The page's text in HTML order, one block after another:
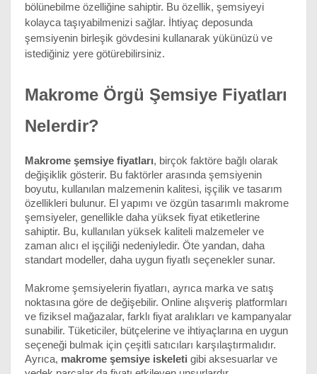
bölünebilme özelliğine sahiptir. Bu özellik, şemsiyeyi
kolayca taşıyabilmenizi sağlar. İhtiyaç deposunda
şemsiyenin birleşik gövdesini kullanarak yükünüzü ve
istediğiniz yere götürebilirsiniz.
Makrome Örgü Şemsiye Fiyatları
Nelerdir?
Makrome şemsiye fiyatları, birçok faktöre bağlı olarak
değişiklik gösterir. Bu faktörler arasında şemsiyenin
boyutu, kullanılan malzemenin kalitesi, işçilik ve tasarım
özellikleri bulunur. El yapımı ve özgün tasarımlı makrome
şemsiyeler, genellikle daha yüksek fiyat etiketlerine
sahiptir. Bu, kullanılan yüksek kaliteli malzemeler ve
zaman alıcı el işçiliği nedeniyledir. Öte yandan, daha
standart modeller, daha uygun fiyatlı seçenekler sunar.
Makrome şemsiyelerin fiyatları, ayrıca marka ve satış
noktasına göre de değişebilir. Online alışveriş platformları
ve fiziksel mağazalar, farklı fiyat aralıkları ve kampanyalar
sunabilir. Tüketiciler, bütçelerine ve ihtiyaçlarına en uygun
seçeneği bulmak için çeşitli satıcıları karşılaştırmalıdır.
Ayrıca, makrome şemsiye iskeleti gibi aksesuarlar ve